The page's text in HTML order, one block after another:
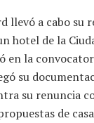
llevó a cabo su
hotel de la
en la
su
su renuncia
de